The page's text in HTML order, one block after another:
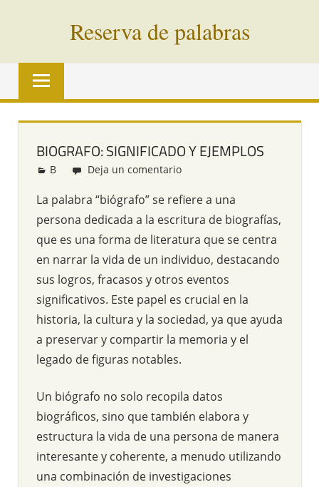
Reserva de palabras
Palabras
vías
todo
mundo
BIOGRAFO: SIGNIFICADO Y EJEMPLOS
Redacción
B Deja un comentario
La palabra “biógrafo” se refiere a una
persona dedicada a la escritura de biografías,
que es una forma de literatura que se centra
en narrar la vida de un individuo, destacando
sus logros, fracasos y otros eventos
significativos. Este papel es crucial en la
historia, la cultura y la sociedad, ya que ayuda
a preservar y compartir la memoria y el
legado de figuras notables.
Un biógrafo no solo recopila datos
biográficos, sino que también elabora y
estructura la vida de una persona de manera
interesante y coherente, a menudo utilizando
una combinación de investigaciones